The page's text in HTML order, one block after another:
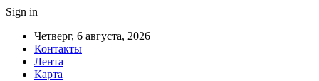
Sign in
Четверг, 6 августа, 2026
Контакты
Лента
Карта